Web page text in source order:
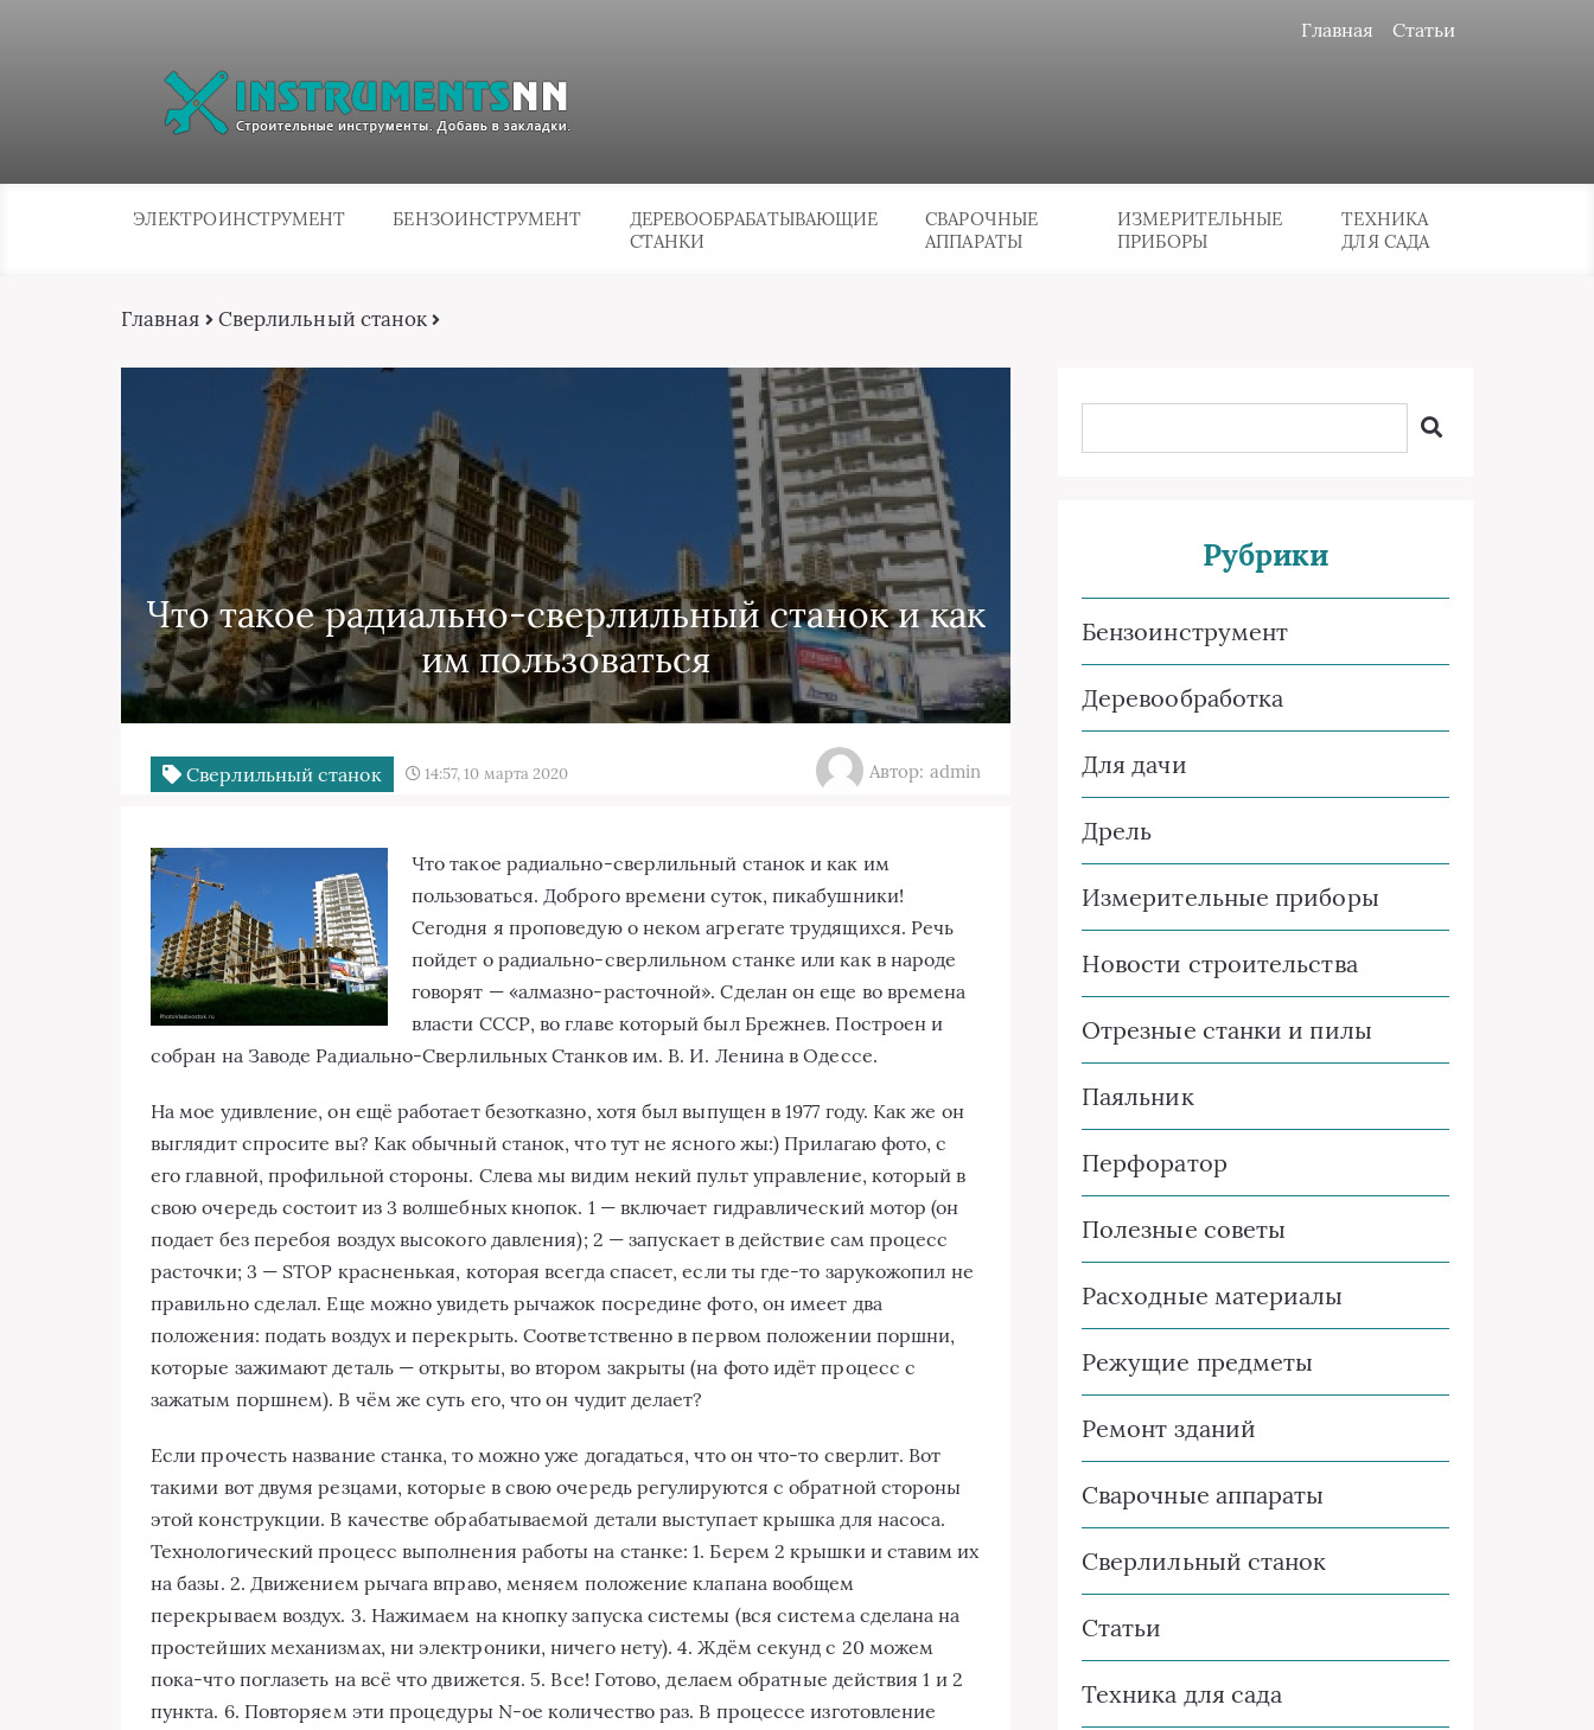
Главная Статьи
ЭЛЕКТРОИНСТРУМЕНТ БЕНЗОИНСТРУМЕНТ
ДЕРЕВООБРАБАТЫВАЮЩИЕ
СТАНКИ
СВАРОЧНЫЕ
АППАРАТЫ
ИЗМЕРИТЕЛЬНЫЕ
ПРИБОРЫ
ТЕХНИКА
ДЛЯ САДА
Главная Сверлильный станок
Что такое радиально-сверлильный станок и как
им пользоваться
Сверлильный станок 14:57, 10 марта 2020 Автор: admin
Что такое радиально-сверлильный станок и как им
пользоваться. Доброго времени суток, пикабушники!
Сегодня я проповедую о неком агрегате трудящихся. Речь
пойдет о радиально-сверлильном станке или как в народе
говорят — «алмазно-расточной». Сделан он еще во времена
власти СССР, во главе который был Брежнев. Построен и
собран на Заводе Радиально-Сверлильных Станковим. В. И. Ленина в Одессе.
На мое удивление, он ещё работает безотказно, хотя был выпущен в 1977 году. Как же он
выглядит спросите вы? Как обычный станок, что тут не ясного жы:) Прилагаю фото, с
его главной, профильной стороны. Слева мы видим некий пульт управление, который в
свою очередь состоит из 3 волшебных кнопок. 1 — включает гидравлический мотор (он
подает без перебоя воздух высокого давления); 2 — запускает в действие сам процесс
расточки; 3 — STOP красненькая, которая всегда спасет, если ты где-то зарукожопил не
правильно сделал. Еще можно увидеть рычажок посредине фото, он имеет два
положения: подать воздух и перекрыть. Соответственно в первом положении поршни,
которые зажимают деталь — открыты, во втором закрыты (на фото идёт процесс с
зажатым поршнем). В чём же суть его, что он чудит делает?
Если прочесть название станка, то можно уже догадаться, что он что-то сверлит. Вот
такими вот двумя резцами, которые в свою очередь регулируются с обратной стороны
этой конструкции. В качестве обрабатываемой детали выступает крышка для насоса.
Технологический процесс выполнения работы на станке: 1. Берем 2 крышки и ставим их
на базы. 2. Движением рычага вправо, меняем положение клапана вообщем
перекрываем воздух. 3. Нажимаем на кнопку запуска системы (вся система сделана на
простейших механизмах, ни электроники, ничего нету). 4. Ждём секунд с 20 можем
пока-что поглазеть на всё что движется. 5. Все! Готово, делаем обратные действия 1 и 2
пункта. 6. Повторяем эти процедуры N-ое количество раз. В процессе изготовление
Рубрики
Бензоинструмент
Деревообработка
Для дачи
Дрель
Измерительные приборы
Новости строительства
Отрезные станки и пилы
Паяльник
Перфоратор
Полезные советы
Расходные материалы
Режущие предметы
Ремонт зданий
Сварочные аппараты
Сверлильный станок
Статьи
Техника для сада